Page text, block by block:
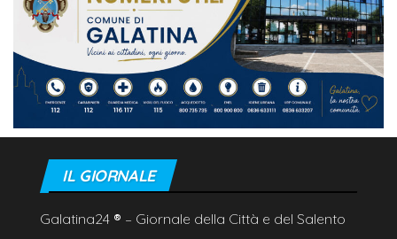
IL GIORNALE
Galatina24 ® – Giornale della Città e del Salento